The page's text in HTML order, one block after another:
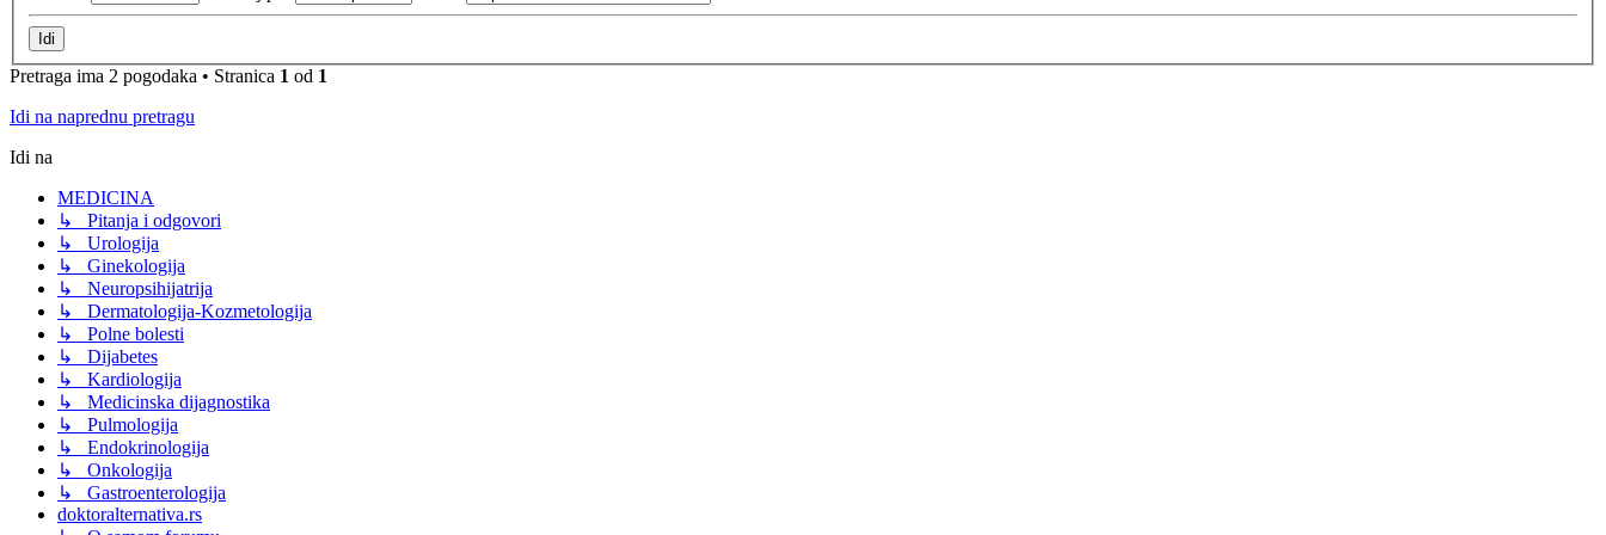
Pretraga ima 2 pogodaka • Stranica 1 od 1
Idi na naprednu pretragu
Idi na
MEDICINA
↳ Pitanja i odgovori
↳ Urologija
↳ Ginekologija
↳ Neuropsihijatrija
↳ Dermatologija-Kozmetologija
↳ Polne bolesti
↳ Dijabetes
↳ Kardiologija
↳ Medicinska dijagnostika
↳ Pulmologija
↳ Endokrinologija
↳ Onkologija
↳ Gastroenterologija
doktoralternativa.rs